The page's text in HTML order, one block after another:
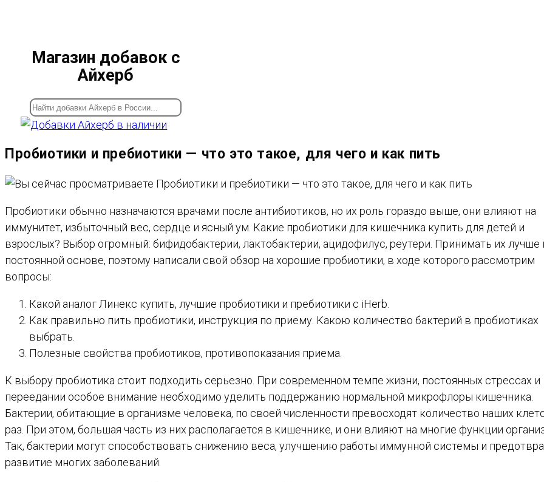
Магазин добавок с
Айхерб
Пробиотики и пребиотики — что это такое, для чего и как пить
Пробиотики обычно назначаются врачами после антибиотиков, но их роль гораздо выше, они влияют на
иммунитет, избыточный вес, сердце и ясный ум. Какие пробиотики для кишечника купить для детей и
взрослых? Выбор огромный: бифидобактерии, лактобактерии, ацидофилус, реутери. Принимать их лучше
постоянной основе, поэтому написали свой обзор на хорошие пробиотики, в ходе которого рассмотрим
вопросы:
Какой аналог Линекс купить, лучшие пробиотики и пребиотики с iHerb.
Как правильно пить пробиотики, инструкция по приему. Какою количество бактерий в пробиотиках
выбрать.
Полезные свойства пробиотиков, противопоказания приема.
К выбору пробиотика стоит подходить серьезно. При современном темпе жизни, постоянных стрессах и
переедании особое внимание необходимо уделить поддержанию нормальной микрофлоры кишечника.
Бактерии, обитающие в организме человека, по своей численности превосходят количество наших
раз. При этом, большая часть из них располагается в кишечнике, и они влияют на многие функции
Так, бактерии могут способствовать снижению веса, улучшению работы иммунной системы и
развитие многих заболеваний.